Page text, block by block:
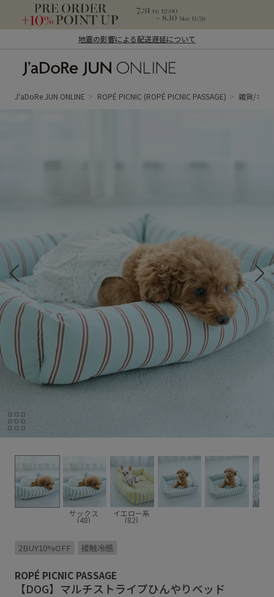
地震の影響による配送遅延について
ン オンライン）
J'aDoRe JUN ONLINE ROPÉ PICNIC (ROPÉ PICNIC PASSAGE) 雑貨/ホビ
サックス
(48)
イエロー系
(82)
2BUY10%OFF 接触冷感
ROPÉ PICNIC PASSAGE
【DOG】マルチストライプひんやりベッド